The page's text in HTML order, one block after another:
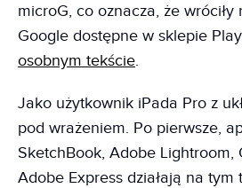
microG, co oznacza, że
Google dostępne w sklepie
osobnym tekście.
Jako użytkownik iPada Pro z
pod wrażeniem. Po pierwsze,
SketchBook, Adobe Lightroom,
Adobe Express działają na